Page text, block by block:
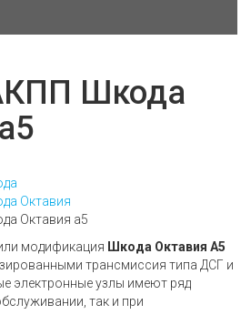
Шкода
Октавия
Октавия а5
модификация Шкода Октавия А5
трансмиссия типа ДСГ и
электронные узлы имеют ряд
так и при